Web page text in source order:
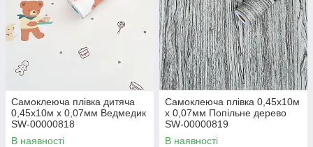
Самоклеюча плівка дитяча
0,45х10м х 0,07мм Ведмедик
SW-00000818
В наявності
Самоклеюча плівка 0,45х10м
х 0,07мм Попільне дерево
SW-00000819
В наявності